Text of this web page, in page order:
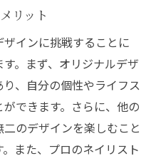
リット
インに挑戦することに
。まず、オリジナルデザ
、自分の個性やライフス
できます。さらに、他の
のデザインを楽しむこと
また、プロのネイリスト